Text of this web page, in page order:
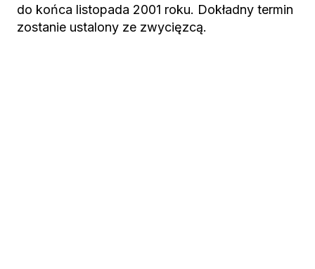
do końca listopada 2001 roku. Dokładny termin
zostanie ustalony ze zwycięzcą.